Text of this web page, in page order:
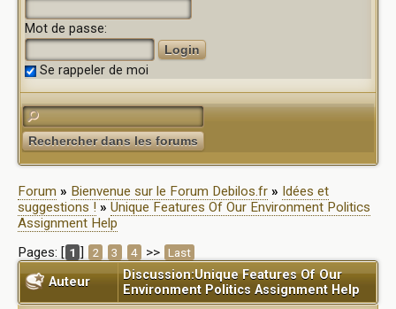
Mot de passe:
Se rappeler de moi
Forum » Bienvenue sur le Forum Debilos.fr » Idées et
suggestions ! » Unique Features Of Our Environment Politics
Assignment Help
Pages: [ 1 ] 2 3 4 >> Last
Auteur
Discussion:Unique Features Of Our
Environment Politics Assignment Help